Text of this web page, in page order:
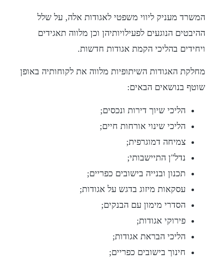
המשרד מעניק ליווי משפטי לאגודות אלה, על שלל
ההיבטים הנוגעים לפעילויותיהן וכן מלווה תאגידים
ויחידים בהליכי הקמת אגודות חדשות.
מחלקת האגודות השיתופיות מלווה את לקוחותיה באופן
שוטף בנושאים הבאים:
הליכי שיוך דירות ונכסים;
הליכי שינוי אורחות חיים;
צמיחה דמוגרפית;
נדל"ן התיישבותי;
תכנון ובנייה בישובים כפריים;
עסקאות מיזוג בדגש על אגודות;
הסדרי מימון עם הבנקים;
פירוקי אגודות;
הליכי הבראת אגודות;
חינוך בישובים כפריים;